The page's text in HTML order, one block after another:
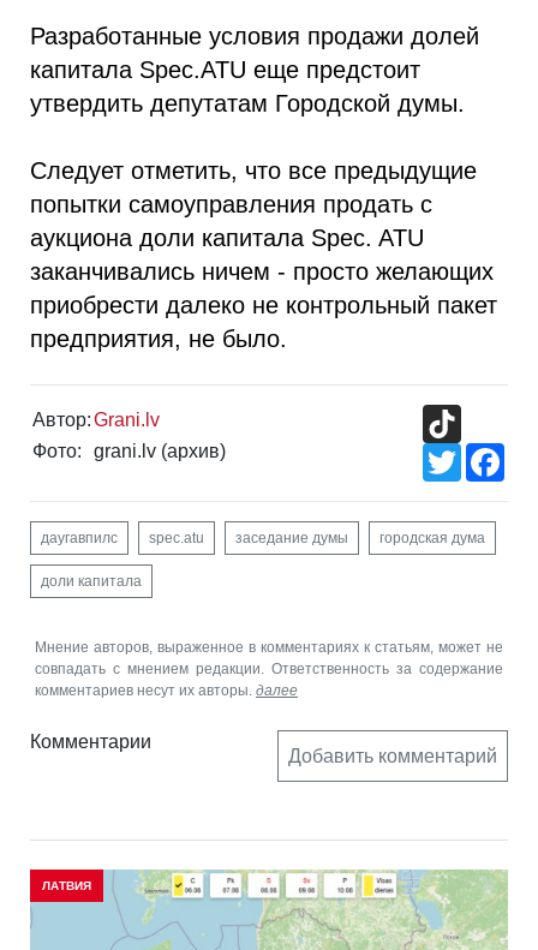
Разработанные условия продажи долей
капитала Spec.ATU еще предстоит
утвердить депутатам Городской думы.
Следует отметить, что все предыдущие
попытки самоуправления продать с
аукциона доли капитала Spec. ATU
заканчивались ничем - просто желающих
приобрести далеко не контрольный пакет
предприятия, не было.
Автор:Grani.lv
Фото:
grani.lv (архив)
Twitter
даугавпилс spec.atu заседание думы городская дума
доли капитала
Мнение авторов, выраженное в комментариях к статьям, может не
совпадать с мнением редакции. Ответственность за содержание
комментариев несут их авторы. далее
Комментарии
Добавить комментарий
ЛАТВИЯ